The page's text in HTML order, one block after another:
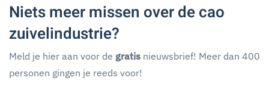
Niets meer missen over de cao
zuivelindustrie?
Meld je hier aan voor de gratis nieuwsbrief! Meer dan 400
personen gingen je reeds voor!